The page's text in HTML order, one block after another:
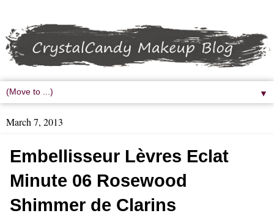
▼
March 7, 2013
Embellisseur Lèvres Eclat
Minute 06 Rosewood
Shimmer de Clarins